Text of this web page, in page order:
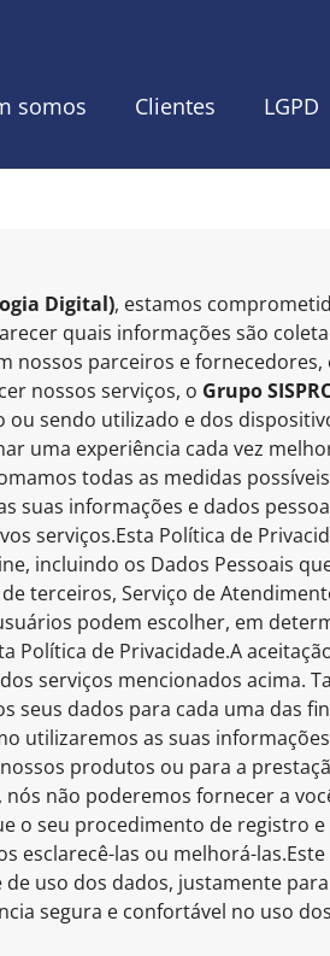
somos Clientes LGPD
Digital), estamos
quais informações são
nossos parceiros e
nossos serviços, o Grupo
sendo utilizado e dos
uma experiência cada vez
todas as medidas
suas informações e dados
serviços.Esta Política de
incluindo os Dados Pessoais
terceiros, Serviço de
podem escolher, em
de Privacidade.A
serviços mencionados acima.
dados para cada uma das
utilizaremos as suas
produtos ou para a
não poderemos fornecer a
o seu procedimento de registro
esclarecê-las ou melhorá-
uso dos dados, justamente
segura e confortável no uso